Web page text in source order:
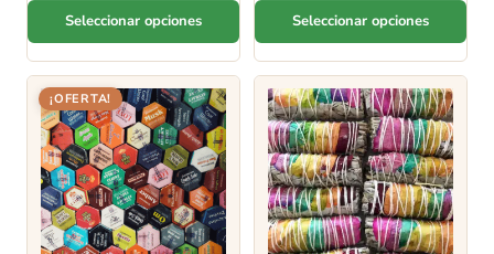
Seleccionar opciones Seleccionar opciones
¡OFERTA!